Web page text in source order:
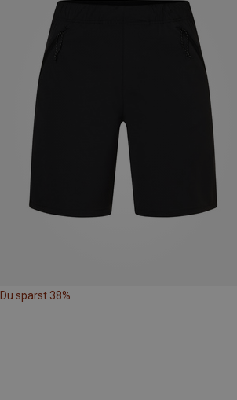
Du sparst 38%